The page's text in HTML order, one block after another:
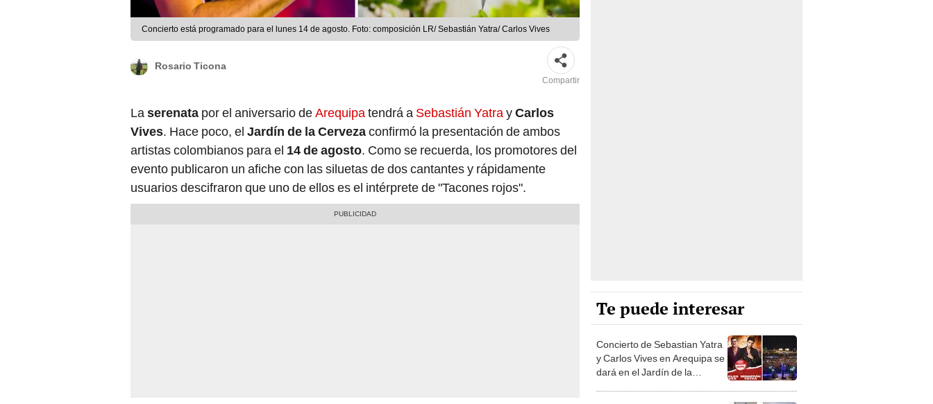
Concierto está programado para el lunes 14 de agosto. Foto: composición LR/ Sebastián Yatra/ Carlos Vives
Rosario Ticona
Compartir
Laserenata por el aniversario deArequipatendrá a Sebastián YatrayCarlos
Vives. Hace poco, el Jardín de la Cervezaconfirmó la presentación de ambos
artistas colombianos para el 14 de agosto. Como se recuerda, los promotores del
evento publicaron un afiche con las siluetas de dos cantantes y rápidamente
usuarios descifraron que uno de ellos es el intérprete de "Tacones rojos".
Te puede interesar
Concierto de Sebastian Yatra
y Carlos Vives en Arequipa se
dará en el Jardín de la